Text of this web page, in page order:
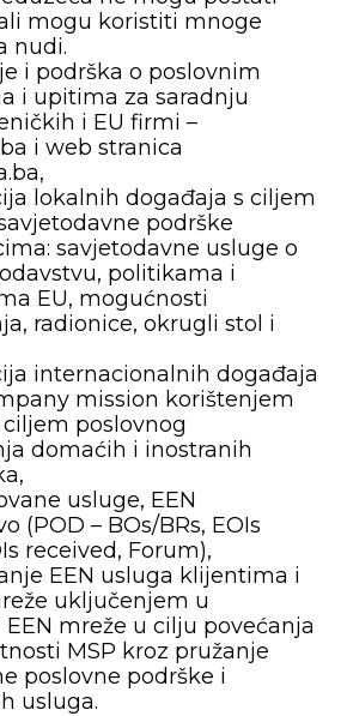
mogu koristiti mnoge
nudi.
i podrška o poslovnim
i upitima za saradnju
i EU firmi –
i web stranica
lokalnih događaja s ciljem
podrške
savjetodavne usluge o
politikama i
EU, mogućnosti
radionice, okrugli stol i
internacionalnih događaja
mission korištenjem
ciljem poslovnog
domaćih i inostranih
usluge, EEN
(POD – BOs/BRs, EOIs
received, Forum),
EEN usluga klijentima i
uključenjem u
mreže u cilju povećanja
MSP kroz pružanje
poslovne podrške i
usluga.